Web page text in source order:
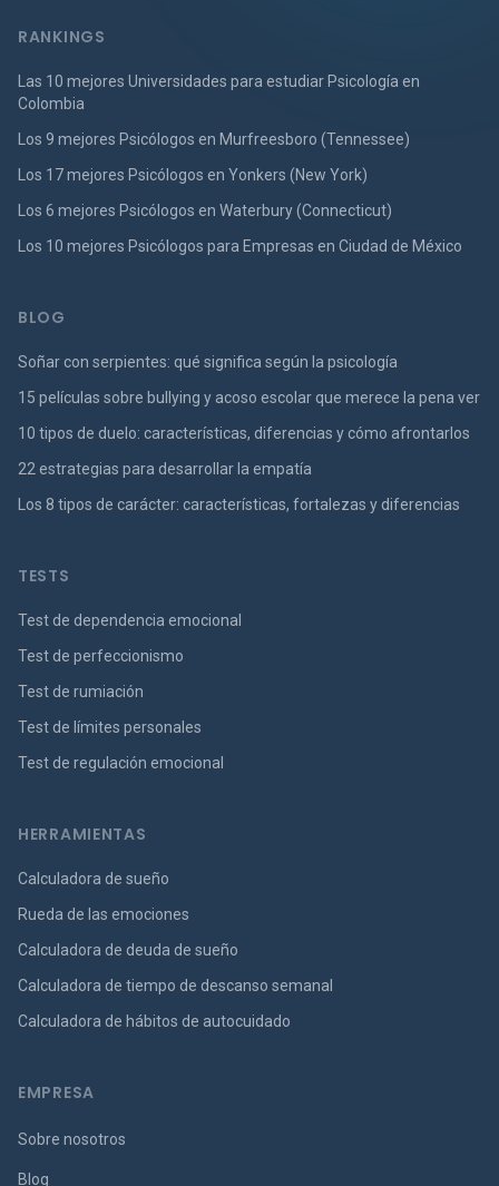
RANKINGS
Las 10 mejores Universidades para estudiar Psicología en
Colombia
Los 9 mejores Psicólogos en Murfreesboro (Tennessee)
Los 17 mejores Psicólogos en Yonkers (New York)
Los 6 mejores Psicólogos en Waterbury (Connecticut)
Los 10 mejores Psicólogos para Empresas en Ciudad de México
BLOG
Soñar con serpientes: qué significa según la psicología
15 películas sobre bullying y acoso escolar que merece la pena ver
10 tipos de duelo: características, diferencias y cómo afrontarlos
22 estrategias para desarrollar la empatía
Los 8 tipos de carácter: características, fortalezas y diferencias
TESTS
Test de dependencia emocional
Test de perfeccionismo
Test de rumiación
Test de límites personales
Test de regulación emocional
HERRAMIENTAS
Calculadora de sueño
Rueda de las emociones
Calculadora de deuda de sueño
Calculadora de tiempo de descanso semanal
Calculadora de hábitos de autocuidado
EMPRESA
Sobre nosotros
Blog